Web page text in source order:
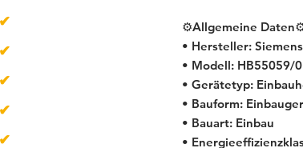
⚙️Allgemeine
• Hersteller: Siemens
• Modell: HB55059/
• Gerätetyp:
• Bauform:
• Bauart: Einbau
•